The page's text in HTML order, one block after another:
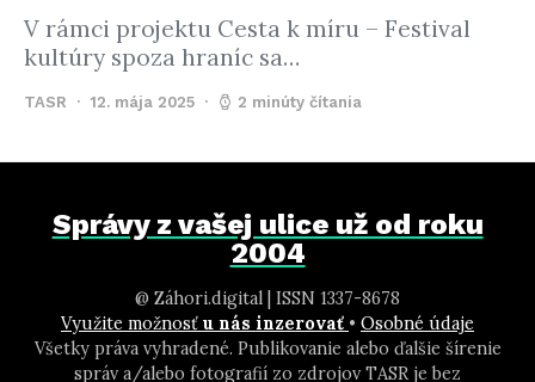
V rámci projektu Cesta k míru – Festival
kultúry spoza hraníc sa…
TASR 12. mája 2025 2 minúty čítania
Správy z vašej ulice už od roku
2004
@ Záhori.digital | ISSN 1337-8678
Využite možnosť u nás inzerovať • Osobné údaje
Všetky práva vyhradené. Publikovanie alebo ďalšie šírenie
správ a/alebo fotografií zo zdrojov TASR je bez